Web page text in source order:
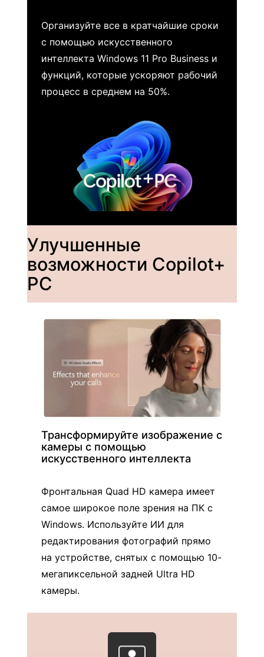
Организуйте все в кратчайшие сроки
с помощью искусственного
интеллекта Windows 11 Pro Business и
функций, которые ускоряют рабочий
процесс в среднем на 50%.
Улучшенные
возможности Copilot+
PC
Трансформируйте изображение с
камеры с помощью
искусственного интеллекта
Фронтальная Quad HD камера имеет
самое широкое поле зрения на ПК с
Windows. Используйте ИИ для
редактирования фотографий прямо
на устройстве, снятых с помощью 10-
мегапиксельной задней Ultra HD
камеры.